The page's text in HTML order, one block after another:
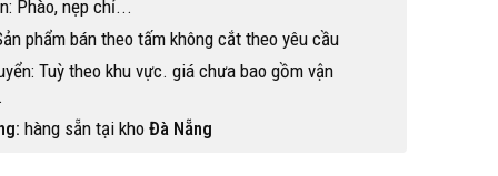
Phào, nẹp chỉ...
phẩm bán theo tấm không cắt theo yêu cầu
Tuỳ theo khu vực. giá chưa bao gồm vận
hàng sẵn tại kho Đà Nẵng